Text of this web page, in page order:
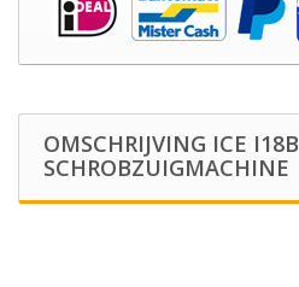
OMSCHRIJVING ICE I18B
SCHROBZUIGMACHINE